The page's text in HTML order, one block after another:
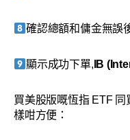
確認總額和傭金無誤
顯示成功下單, IB
買美股版嘅恆指 ETF
樣咁方便：